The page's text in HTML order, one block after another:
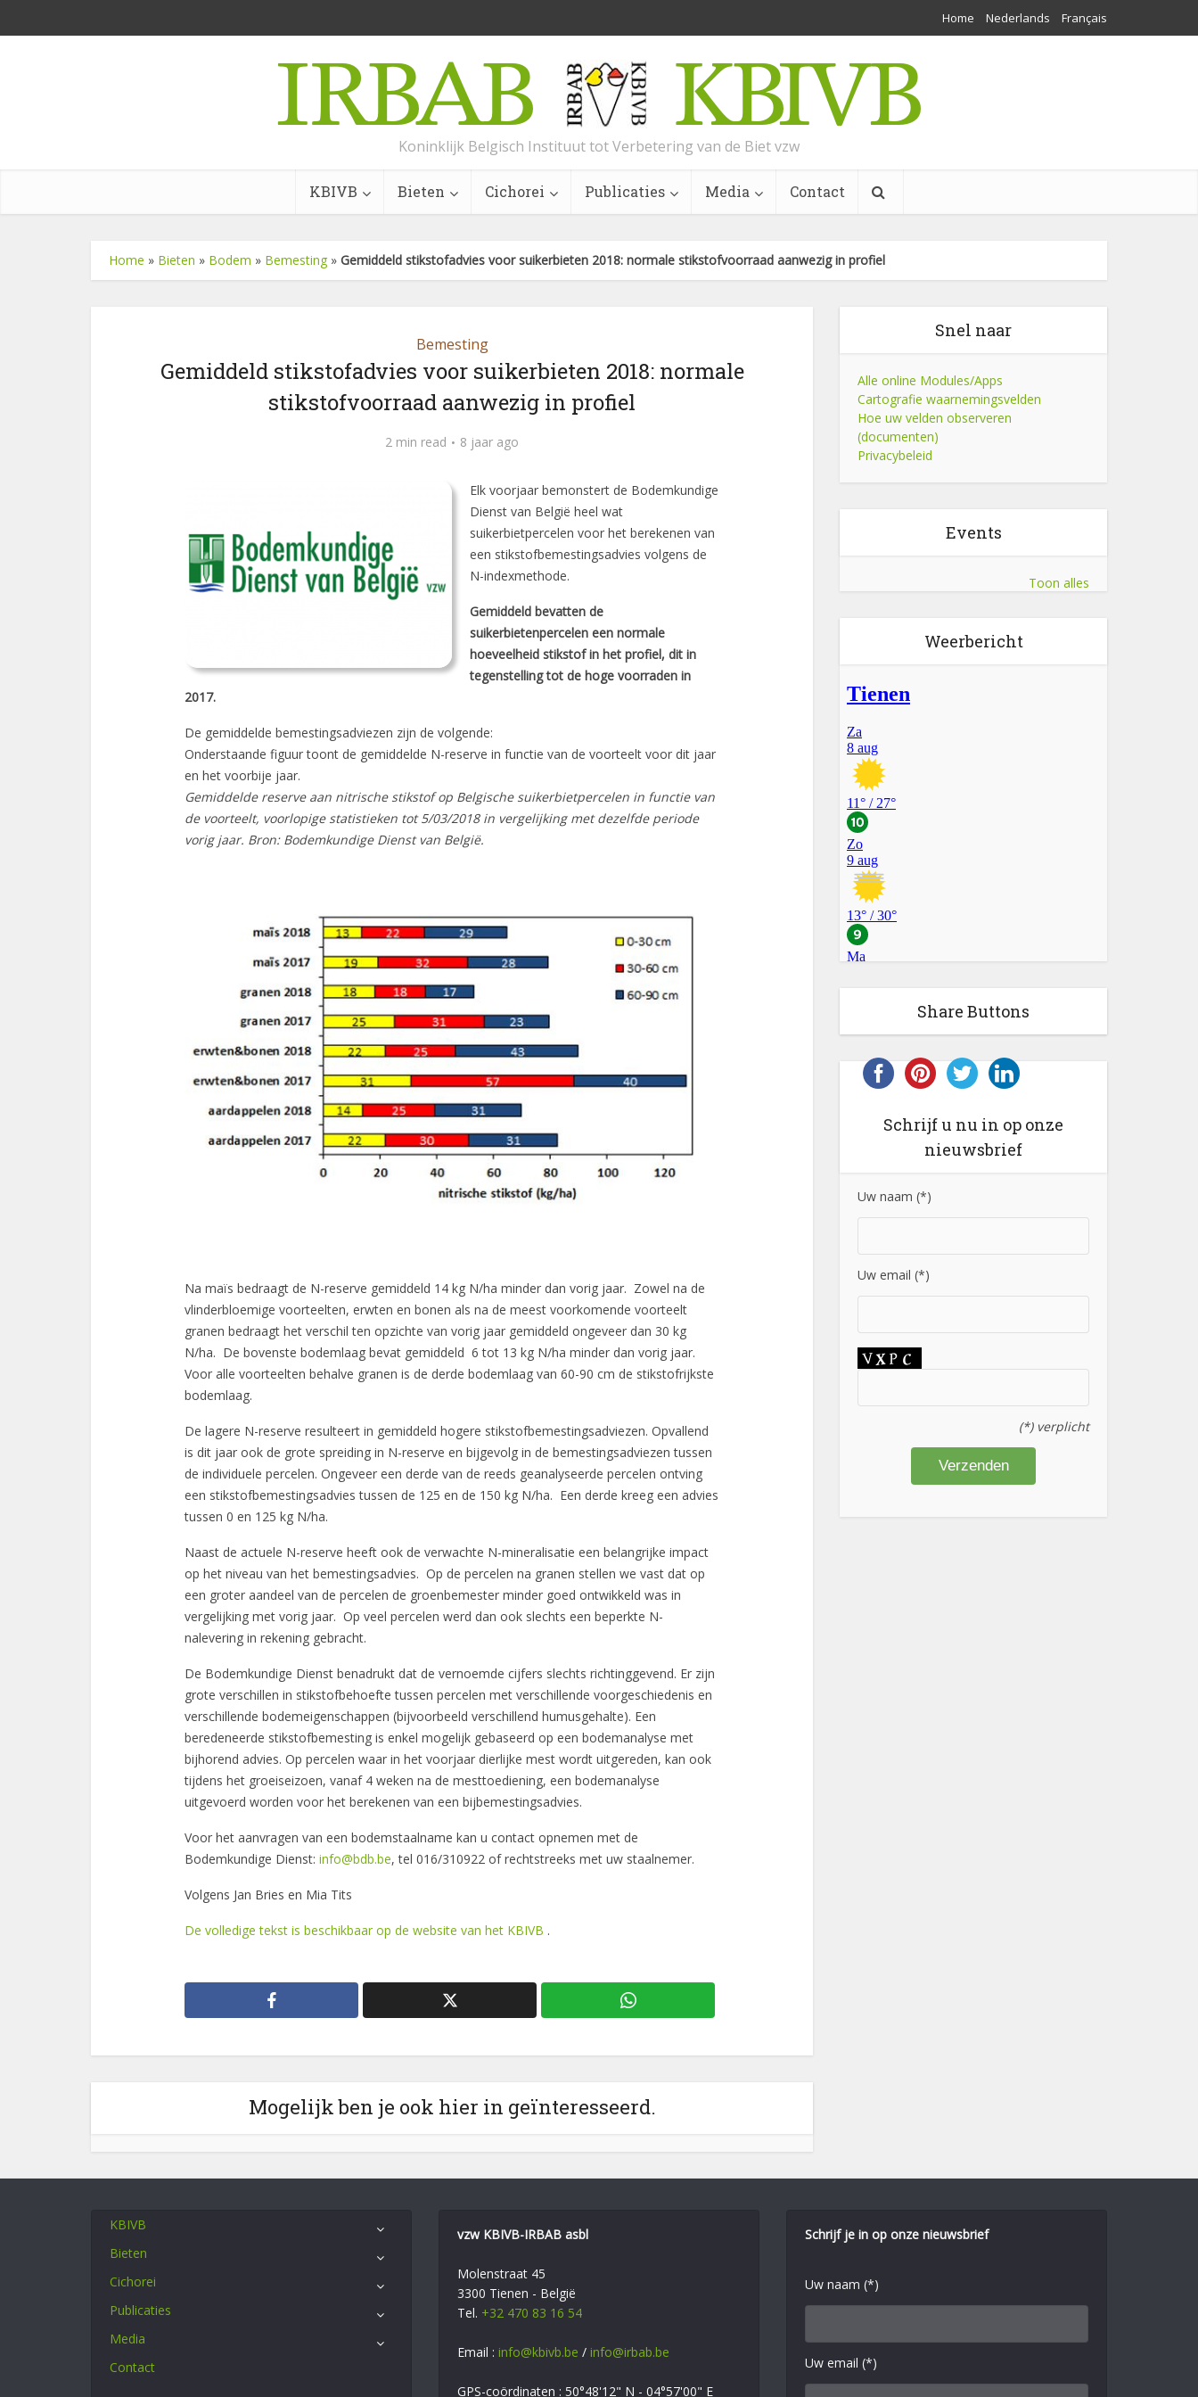
Home Nederlands Français
Koninklijk Belgisch Instituut tot Verbetering van de Biet vzw
KBIVB Bieten Cichorei Publicaties Media Contact
Home » Bieten » Bodem » Bemesting » Gemiddeld stikstofadvies voor suikerbieten 2018: normale stikstofvoorraad aanwezig in profiel
Bemesting
Gemiddeld stikstofadvies voor suikerbieten 2018: normale
stikstofvoorraad aanwezig in profiel
2 min read 8 jaar ago
Elk voorjaar bemonstert de Bodemkundige
Dienst van België heel wat
suikerbietpercelen voor het berekenen van
een stikstofbemestingsadvies volgens de
N-indexmethode.
Gemiddeld bevatten de
suikerbietenpercelen een normale
hoeveelheid stikstof in het profiel, dit in
tegenstelling tot de hoge voorraden in
2017.
De gemiddelde bemestingsadviezen zijn de volgende:
Onderstaande figuur toont de gemiddelde N-reserve in functie van de voorteelt voor dit jaar
en het voorbije jaar.
Gemiddelde reserve aan nitrische stikstof op Belgische suikerbietpercelen in functie van
de voorteelt, voorlopige statistieken tot 5/03/2018 in vergelijking met dezelfde periode
vorig jaar. Bron: Bodemkundige Dienst van België.
Na maïs bedraagt de N-reserve gemiddeld 14 kg N/ha minder dan vorig jaar. Zowel na de
vlinderbloemige voorteelten, erwten en bonen als na de meest voorkomende voorteelt
granen bedraagt het verschil ten opzichte van vorig jaar gemiddeld ongeveer dan 30 kg
N/ha. De bovenste bodemlaag bevat gemiddeld 6 tot 13 kg N/ha minder dan vorig jaar.
Voor alle voorteelten behalve granen is de derde bodemlaag van 60-90 cm de stikstofrijkste
bodemlaag.
De lagere N-reserve resulteert in gemiddeld hogere stikstofbemestingsadviezen. Opvallend
is dit jaar ook de grote spreiding in N-reserve en bijgevolg in de bemestingsadviezen tussen
de individuele percelen. Ongeveer een derde van de reeds geanalyseerde percelen ontving
een stikstofbemestingsadvies tussen de 125 en de 150 kg N/ha. Een derde kreeg een advies
tussen 0 en 125 kg N/ha.
Naast de actuele N-reserve heeft ook de verwachte N-mineralisatie een belangrijke impact
op het niveau van het bemestingsadvies. Op de percelen na granen stellen we vast dat op
een groter aandeel van de percelen de groenbemester minder goed ontwikkeld was in
vergelijking met vorig jaar. Op veel percelen werd dan ook slechts een beperkte N-
nalevering in rekening gebracht.
De Bodemkundige Dienst benadrukt dat de vernoemde cijfers slechts richtinggevend. Er zijn
grote verschillen in stikstofbehoefte tussen percelen met verschillende voorgeschiedenis en
verschillende bodemeigenschappen (bijvoorbeeld verschillend humusgehalte). Een
beredeneerde stikstofbemesting is enkel mogelijk gebaseerd op een bodemanalyse met
bijhorend advies. Op percelen waar in het voorjaar dierlijke mest wordt uitgereden, kan ook
tijdens het groeiseizoen, vanaf 4 weken na de mesttoediening, een bodemanalyse
uitgevoerd worden voor het berekenen van een bijbemestingsadvies.
Voor het aanvragen van een bodemstaalname kan u contact opnemen met de
Bodemkundige Dienst: info@bdb.be, tel 016/310922 of rechtstreeks met uw staalnemer.
Volgens Jan Bries en Mia Tits
De volledige tekst is beschikbaar op de website van het KBIVB .
Mogelijk ben je ook hier in geïnteresseerd.
Snel naar
Alle online Modules/Apps
Cartografie waarnemingsvelden
Hoe uw velden observeren
(documenten)
Privacybeleid
Events
Toon alles
Weerbericht
Share Buttons
Schrijf u nu in op onze
nieuwsbrief
Uw naam (*)
Uw email (*)
(*) verplicht
KBIVB
Bieten
Cichorei
Publicaties
Media
Contact
vzw KBIVB-IRBAB asbl
Molenstraat 45
3300 Tienen - België
Tel. +32 470 83 16 54
Email : info@kbivb.be / info@irbab.be
GPS-coördinaten : 50°48'12" N - 04°57'00" E
Schrijf je in op onze nieuwsbrief
Uw naam (*)
Uw email (*)